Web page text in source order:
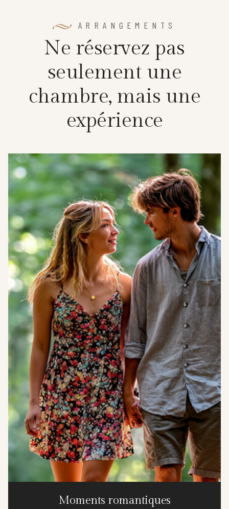
ARRANGEMENTS
Ne réservez pas
seulement une
chambre, mais une
expérience
Moments romantiques